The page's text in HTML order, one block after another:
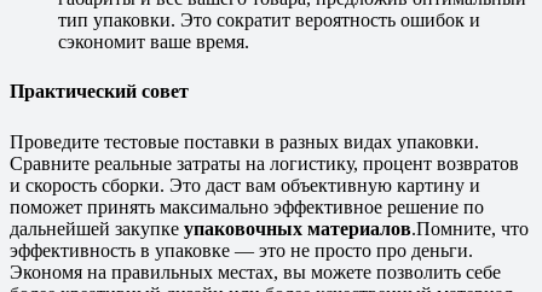
тип упаковки. Это сократит вероятность ошибок и
сэкономит ваше время.
Практический совет
Проведите тестовые поставки в разных видах упаковки.
Сравните реальные затраты на логистику, процент возвратов
и скорость сборки. Это даст вам объективную картину и
поможет принять максимально эффективное решение по
дальнейшей закупке упаковочных материалов.Помните, что
эффективность в упаковке — это не просто про деньги.
Экономя на правильных местах, вы можете позволить себе